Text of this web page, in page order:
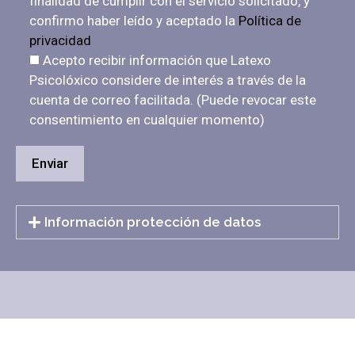
confirmo haber leído y aceptado la Política de
privacidad
Acepto recibir información que Latexo
Psicolóxico considere de interés a través de la
cuenta de correo facilitada. (Puede revocar este
consentimiento en cualquier momento)
Información protección de datos